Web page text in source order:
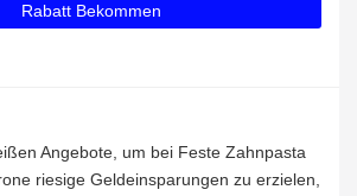
Rabatt Bekommen
Angebote, um bei Feste Zahnpasta
riesige Geldeinsparungen zu erzielen,